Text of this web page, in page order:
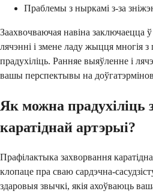
Праблемы з ныркамі з-за
Заахвочваючая навіна
лячэнні і змене ладу жыцця многія
прадухіліць. Ранняе выяўленне і
вашы перспектывы на
Як можна прадухіліць
каратіднай артэрыі?
Прафілактыка захворвання
клопаце пра сваю сардэчна-
здаровыя звычкі, якія ахоўваюць